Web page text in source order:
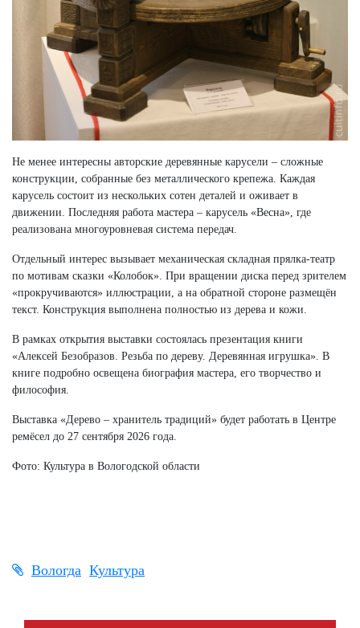
Не менее интересны авторские деревянные карусели – сложные
конструкции, собранные без металлического крепежа. Каждая
карусель состоит из нескольких сотен деталей и оживает в
движении. Последняя работа мастера – карусель «Весна», где
реализована многоуровневая система передач.
Отдельный интерес вызывает механическая складная прялка-театр
по мотивам сказки «Колобок». При вращении диска перед зрителем
«прокручиваются» иллюстрации, а на обратной стороне размещён
текст. Конструкция выполнена полностью из дерева и кожи.
В рамках открытия выставки состоялась презентация книги
«Алексей Безобразов. Резьба по дереву. Деревянная игрушка». В
книге подробно освещена биография мастера, его творчество и
философия.
Выставка «Дерево – хранитель традиций» будет работать в Центре
ремёсел до 27 сентября 2026 года.
Фото: Культура в Вологодской области
Вологда Культура